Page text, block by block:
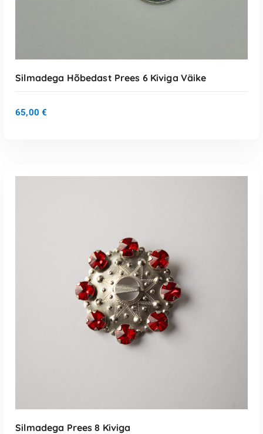
LISA KORVI
Silmadega Hõbedast Prees 6 Kiviga Väike
65,00 €
Silmadega Prees 8 Kiviga